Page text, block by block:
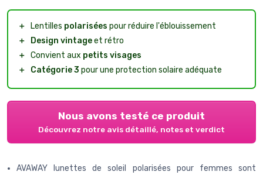
＋ Lentilles polarisées pour réduire l'éblouissement
＋
Design vintageet rétro
＋ Convient aux petits visages
＋
Catégorie 3 pour une protection solaire adéquate
Nous avons testé ce produit
Découvrez notre avis détaillé, notes et verdict
AVAWAY lunettes de soleil polarisées pour femmes sont